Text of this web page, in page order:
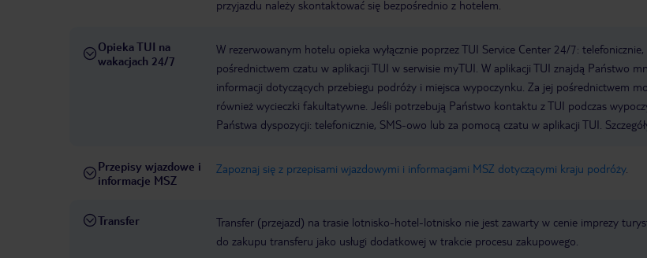
przyjazdu należy skontaktować się bezpośrednio z hotelem.
Opieka TUI na
wakacjach 24/7
W rezerwowanym hotelu opieka wyłącznie poprzez TUI Service Center 24/7: telefonicznie,
pośrednictwem czatu w aplikacji TUI w serwisie myTUI. W aplikacji TUI znajdą Państwo
informacji dotyczących przebiegu podróży i miejsca wypoczynku. Za jej pośrednictwem
również wycieczki fakultatywne. Jeśli potrzebują Państwo kontaktu z TUI podczas
Państwa dyspozycji: telefonicznie, SMS-owo lub za pomocą czatu w aplikacji TUI.
Przepisy wjazdowe i
informacje MSZ
Zapoznaj się z przepisami wjazdowymi i informacjami MSZ dotyczącymi kraju podróży.
Transfer
Transfer (przejazd) na trasie lotnisko-hotel-lotnisko nie jest zawarty w cenie imprezy
do zakupu transferu jako usługi dodatkowej w trakcie procesu zakupowego.